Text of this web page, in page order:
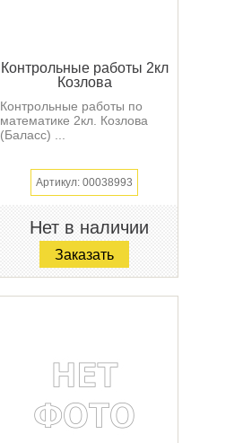
Контрольные работы 2кл
Козлова
Контрольные работы по
математике 2кл. Козлова
(Баласс) ...
Артикул: 00038993
Нет в наличии
Заказать